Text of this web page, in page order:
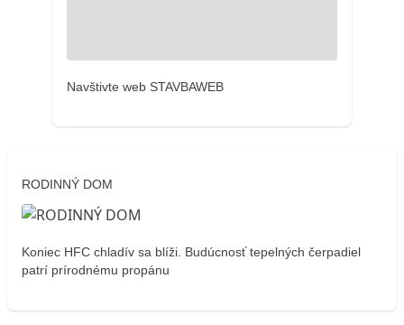
Navštivte web STAVBAWEB
RODINNÝ DOM
Koniec HFC chladív sa blíži. Budúcnosť tepelných čerpadiel
patrí prírodnému propánu